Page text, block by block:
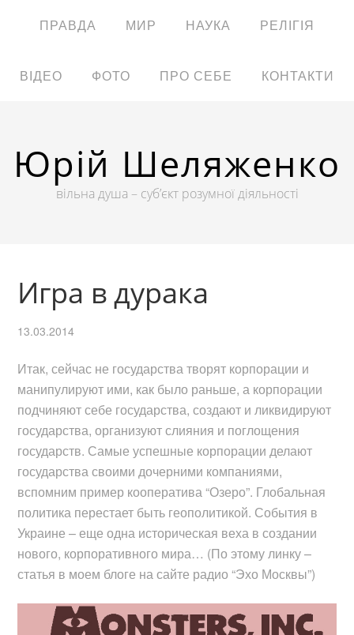
ПРАВДА МИР НАУКА РЕЛІГІЯ
ВІДЕО ФОТО ПРО СЕБЕ КОНТАКТИ
Юрій Шеляженко
вільна душа – суб’єкт розумної діяльності
Игра в дурака
13.03.2014
Итак, сейчас не государства творят корпорации и
манипулируют ими, как было раньше, а корпорации
подчиняют себе государства, создают и ликвидируют
государства, организуют слияния и поглощения
государств. Самые успешные корпорации делают
государства своими дочерними компаниями,
вспомним пример кооператива “Озеро”. Глобальная
политика перестает быть геополитикой. События в
Украине – еще одна историческая веха в создании
нового, корпоративного мира… (По этому линку –
статья в моем блоге на сайте радио “Эхо Москвы”)